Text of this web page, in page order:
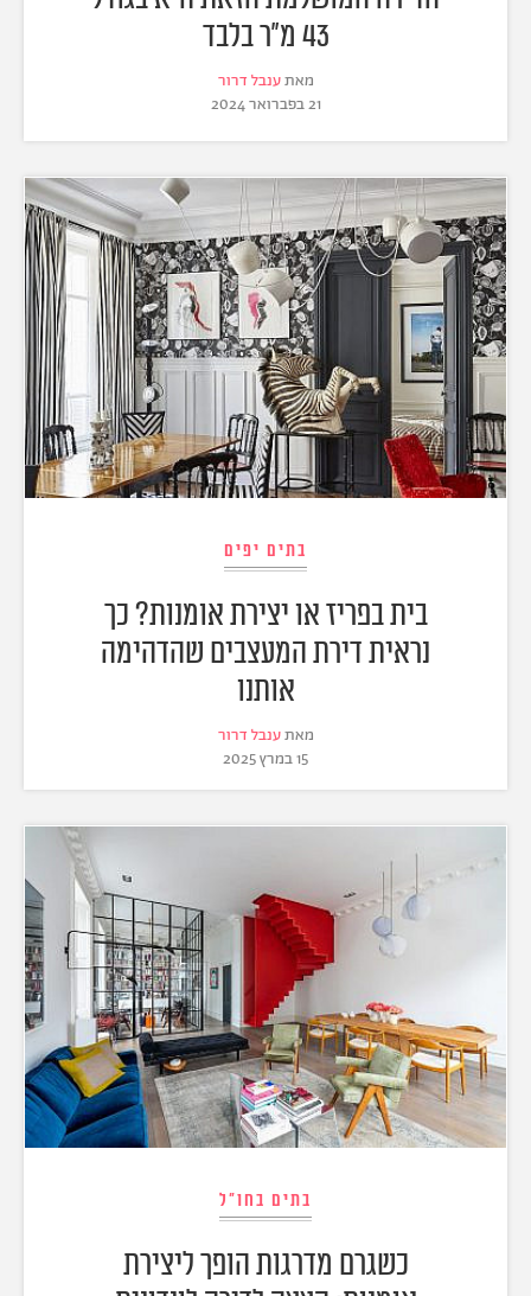
43 מ"ר בלבד
מאתענבל דרור
21 בפברואר 2024
בתים יפים
בית בפריז או יצירת אומנות? כך
נראית דירת המעצבים שהדהימה
אותנו
מאתענבל דרור
15 במרץ 2025
בתים בחו"ל
כשגרם מדרגות הופך ליצירת